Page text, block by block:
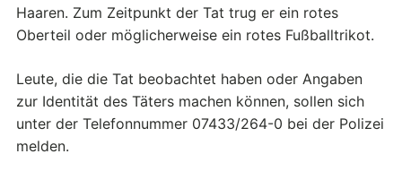
Haaren. Zum Zeitpunkt der Tat trug er ein rotes
Oberteil oder möglicherweise ein rotes Fußballtrikot.
Leute, die die Tat beobachtet haben oder Angaben
zur Identität des Täters machen können, sollen sich
unter der Telefonnummer 07433/264-0 bei der Polizei
melden.